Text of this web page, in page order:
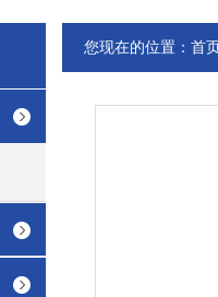
您现在的位置： 首